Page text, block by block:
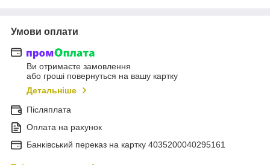
Умови оплати
Ви отримаєте замовлення
або гроші повернуться на вашу картку
Детальніше
Післяплата
Оплата на рахунок
Банківський переказ на картку 4035200040295161